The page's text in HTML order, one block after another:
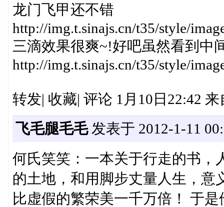
龙门飞甲还不错
http://img.t.sinajs.cn/t35/style/
三滴效果很爽~!好吧虽然看到
http://img.t.sinajs.cn/t35/style/
转发| 收藏| 评论 1月10日22:42
飞毛腿毛毛发表于 2012-1-11
何氏笑笑：一本关于行走的书，
的土地，和用脚步丈量人生，意
比虚假的繁荣美一千万倍！ 于